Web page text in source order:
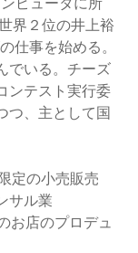
界２位の井上裕
仕事を始める。
でいる。チーズ
ンテスト実行委
つ、主として国
定の小売販売
サル業
お店のプロデュ